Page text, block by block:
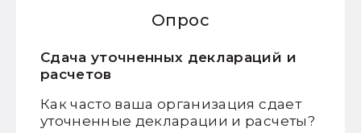
Опрос
Сдача уточненных деклараций и
расчетов
Как часто ваша организация сдает
уточненные декларации и расчеты?